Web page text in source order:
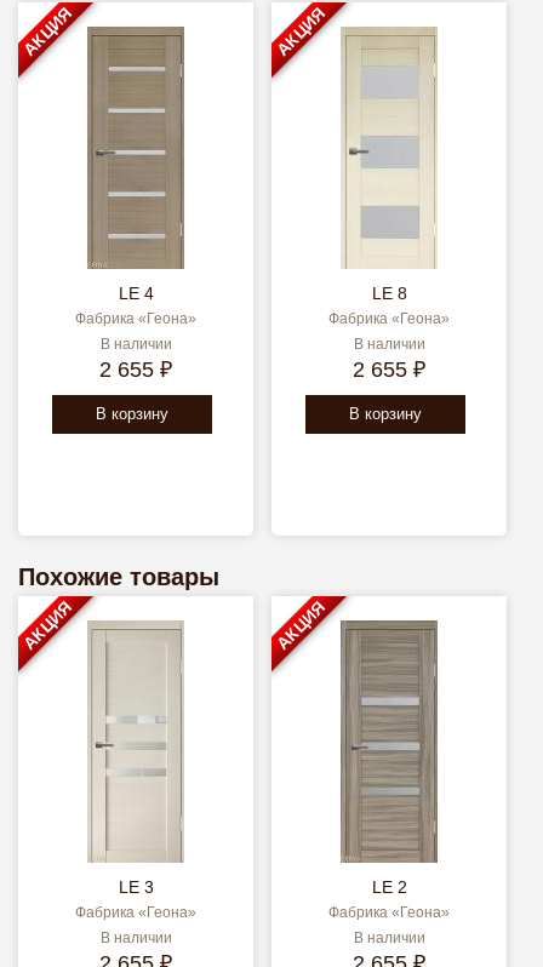
LE 4
Фабрика «Геона»
В наличии
2 655 ₽
В корзину
АКЦИЯ
LE 8
Фабрика «Геона»
В наличии
2 655 ₽
В корзину
АКЦИЯ
Похожие товары
LE 3
Фабрика «Геона»
В наличии
АКЦИЯ
LE 2
Фабрика «Геона»
В наличии
АКЦИЯ